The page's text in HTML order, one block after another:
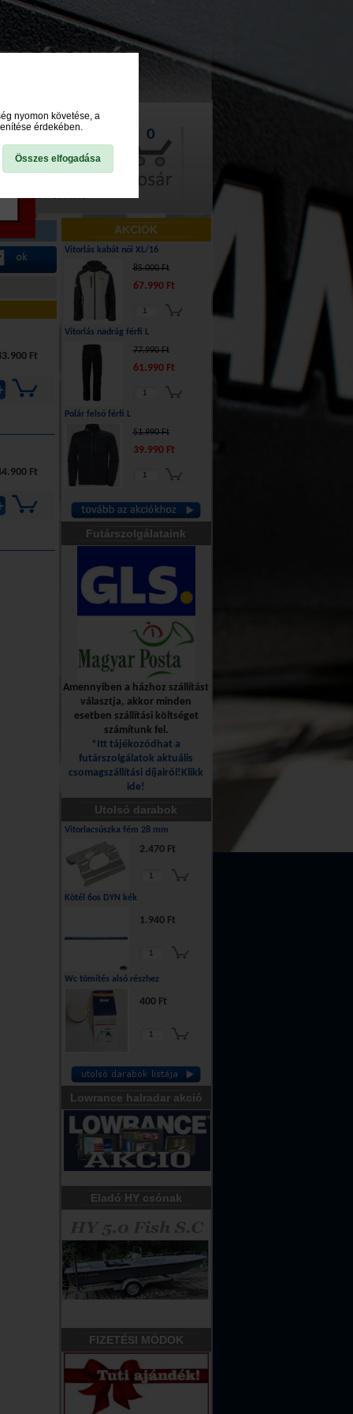
a szerződéstől
0
Ft
Ft
AKCIÓK
Vitorlás kabát női XL/16
85.000 Ft
67.990 Ft
Vitorlás nadrág férfi L
77.990 Ft
61.990 Ft
Polár felső férfi L
51.990 Ft
39.990 Ft
Futárszolgálataink
Amennyiben a házhoz szállítást
választja, akkor minden
esetben szállítási költséget
számítunk fel.
*Itt tájékozódhat a
futárszolgálatok aktuális
csomagszállítási díjairól!Klikk
ide!
Utolsó darabok
Vitorlacsúszka fém 28 mm
2.470 Ft
Kötél 6os DYN kék
1.940 Ft
Wc tömítés alsó részhez
400 Ft
Lowrance halradar akció
Eladó HY csónak
FIZETÉSI MÓDOK
nyomon követése, a
érdekében.
Összes elfogadása